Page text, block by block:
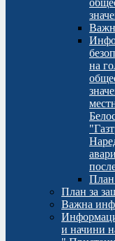
на
План
План за
Важна
и начини